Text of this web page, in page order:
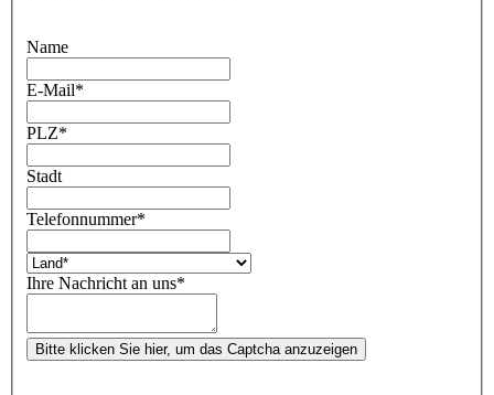
Name
E-Mail*
PLZ*
Stadt
Telefonnummer*
Ihre Nachricht an uns*
Bitte klicken Sie hier, um das Captcha anzuzeigen